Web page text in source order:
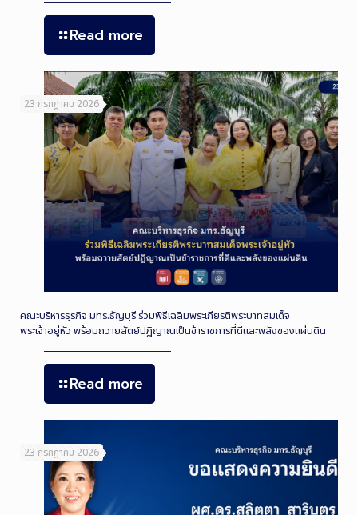
Read more
23 กรกฎาคม 2026
คณะบริหารธุรกิจ มทร.ธัญบุรี ร่วมพิธีเฉลิมพระเกียรติพระบาทสมเด็จ
พระเจ้าอยู่หัว พร้อมถวายสัตย์ปฏิญาณเป็นข้าราชการที่ดีและพลังของแผ่นดิน
Read more
23 กรกฎาคม 2026